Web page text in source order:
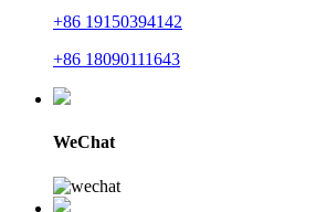
+86 19150394142
+86 18090111643
WeChat